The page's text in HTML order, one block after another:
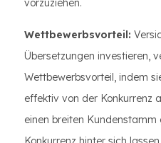
vorzuziehen.
Wettbewerbsvorteil:
Übersetzungen investieren,
Wettbewerbsvorteil, indem
effektiv von der Konkurrenz
einen breiten Kundenstamm